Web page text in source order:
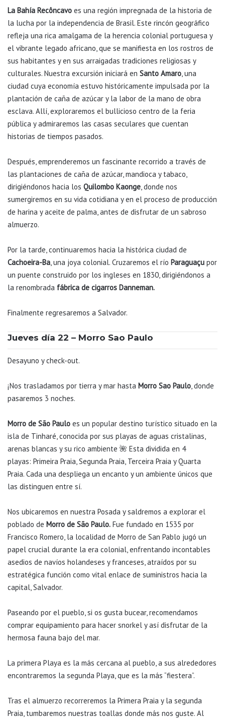
La Bahía Recôncavo es una región impregnada de la historia de
la lucha por la independencia de Brasil. Este rincón geográfico
refleja una rica amalgama de la herencia colonial portuguesa y
el vibrante legado africano, que se manifiesta en los rostros de
sus habitantes y en sus arraigadas tradiciones religiosas y
culturales. Nuestra excursión iniciará en Santo Amaro , una
ciudad cuya economía estuvo históricamente impulsada por la
plantación de caña de azúcar y la labor de la mano de obra
esclava. Allí, exploraremos el bullicioso centro de la feria
pública y admiraremos las casas seculares que cuentan
historias de tiempos pasados.
Después, emprenderemos un fascinante recorrido a través de
las plantaciones de caña de azúcar, mandioca y tabaco,
dirigiéndonos hacia los Quilombo Kaonge , donde nos
sumergiremos en su vida cotidiana y en el proceso de producción
de harina y aceite de palma, antes de disfrutar de un sabroso
almuerzo.
Por la tarde, continuaremos hacia la histórica ciudad de
Cachoeira-Ba , una joya colonial. Cruzaremos el río Paraguaçu por
un puente construido por los ingleses en 1830, dirigiéndonos a
la renombrada fábrica de cigarros Danneman.
Finalmente regresaremos a Salvador.
Jueves día 22 – Morro Sao Paulo
Desayuno y check-out.
¡Nos trasladamos por tierra y mar hasta Morro Sao Paulo , donde
pasaremos 3 noches.
Morro de São Paulo es un popular destino turístico situado en la
isla de Tinharé, conocida por sus playas de aguas cristalinas,
arenas blancas y su rico ambiente 🌺 Esta dividida en 4
playas: Primeira Praia, Segunda Praia, Terceira Praia y Quarta
Praia. Cada una despliega un encanto y un ambiente únicos que
las distinguen entre sí.
Nos ubicaremos en nuestra Posada y saldremos a explorar el
poblado de Morro de São Paulo. Fue fundado en 1535 por
Francisco Romero, la localidad de Morro de San Pablo jugó un
papel crucial durante la era colonial, enfrentando incontables
asedios de navíos holandeses y franceses, atraídos por su
estratégica función como vital enlace de suministros hacia la
capital, Salvador.
Paseando por el pueblo, si os gusta bucear, recomendamos
comprar equipamiento para hacer snorkel y así disfrutar de la
hermosa fauna bajo del mar.
La primera Playa es la más cercana al pueblo, a sus alrededores
encontraremos la segunda Playa, que es la más “fiestera”.
Tras el almuerzo recorreremos la Primera Praia y la segunda
Praia, tumbaremos nuestras toallas donde más nos guste. Al